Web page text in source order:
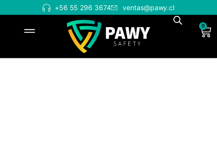
+56 55 296 3674 ventas@pawy.cl
0